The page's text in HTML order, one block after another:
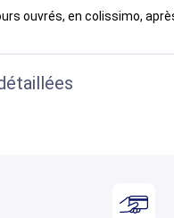
ouvrés, en colissimo,